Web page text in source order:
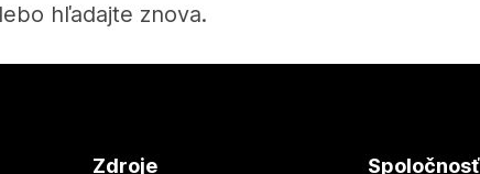
hľadajte znova.
Zdroje Spoločnosť